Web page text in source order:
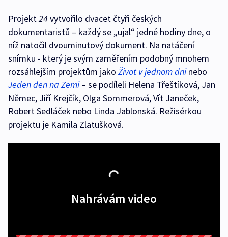
Projekt24vytvořilo dvacet čtyři českých
dokumentaristů – každý se „ujal“ jedné hodiny dne, o
níž natočil dvouminutový dokument. Na natáčení
snímku - který je svým zaměřením podobný mnohem
rozsáhlejším projektům jako Život v jednom dninebo
Jeden den na Zemi– se podíleli Helena Třeštíková, Jan
Němec, Jiří Krejčík, Olga Sommerová, Vít Janeček,
Robert Sedláček nebo Linda Jablonská. Režisérkou
projektu je Kamila Zlatušková.
Nahrávám video